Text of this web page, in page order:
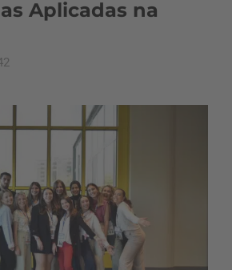
Aplicadas na